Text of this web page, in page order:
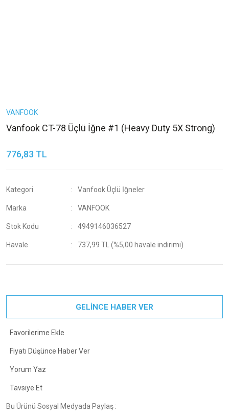
VANFOOK
Vanfook CT-78 Üçlü İğne #1 (Heavy Duty 5X Strong)
776,83 TL
Kategori Vanfook Üçlü İğneler
Marka VANFOOK
Stok Kodu 4949146036527
Havale 737,99 TL (%5,00 havale indirimi)
GELİNCE HABER VER
Fiyatı Düşünce Haber Ver
Yorum Yaz
Tavsiye Et
Bu Ürünü Sosyal Medyada Paylaş :